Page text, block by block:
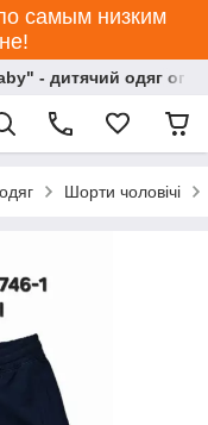
самым низким
- дитячий одяг
Шорти чоловічі